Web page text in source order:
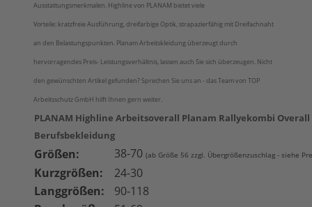
Ausstattungsmerkmalen. Highline von PLANAM bietet viele
Vorteile: kratzfreie Ausführung, dreifarbige Optik, strapazierfähig mit Dreifachnaht
an den Belastungspunkten. Planam Arbeitskleidung überzeugt durch
hervorragendes Preis- Leistungsverhältnis, lassen auch Sie sich überzeugen. Nicht
den gewünschten Artikel gefunden? Sprechen Sie uns an - das Team von TOP
Arbeitsschutz GmbH hilft Ihnen gern weiter.
PLANAM Highline Arbeitsoverall Planam Rallyekombi
Berufsbekleidung
Größen: 38-70 (ab Größe 56 zzgl. Übergrößenzuschlag - siehe
Kurzgrößen:
24-30
Langgrößen:
90-118